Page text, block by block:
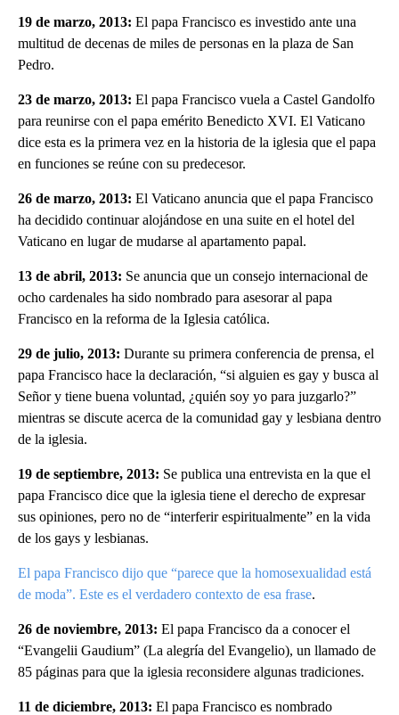
19 de marzo, 2013: El papa Francisco es investido ante una
multitud de decenas de miles de personas en la plaza de San
Pedro.
23 de marzo, 2013: El papa Francisco vuela a Castel Gandolfo
para reunirse con el papa emérito Benedicto XVI. El Vaticano
dice esta es la primera vez en la historia de la iglesia que el papa
en funciones se reúne con su predecesor.
26 de marzo, 2013: El Vaticano anuncia que el papa Francisco
ha decidido continuar alojándose en una suite en el hotel del
Vaticano en lugar de mudarse al apartamento papal.
13 de abril, 2013: Se anuncia que un consejo internacional de
ocho cardenales ha sido nombrado para asesorar al papa
Francisco en la reforma de la Iglesia católica.
29 de julio, 2013: Durante su primera conferencia de prensa, el
papa Francisco hace la declaración, “si alguien es gay y busca al
Señor y tiene buena voluntad, ¿quién soy yo para juzgarlo?”
mientras se discute acerca de la comunidad gay y lesbiana dentro
de la iglesia.
19 de septiembre, 2013: Se publica una entrevista en la que el
papa Francisco dice que la iglesia tiene el derecho de expresar
sus opiniones, pero no de “interferir espiritualmente” en la vida
de los gays y lesbianas.
El papa Francisco dijo que “parece que la homosexualidad está
de moda”. Este es el verdadero contexto de esa frase.
26 de noviembre, 2013: El papa Francisco da a conocer el
“Evangelii Gaudium” (La alegría del Evangelio), un llamado de
85 páginas para que la iglesia reconsidere algunas tradiciones.
11 de diciembre, 2013: El papa Francisco es nombrado